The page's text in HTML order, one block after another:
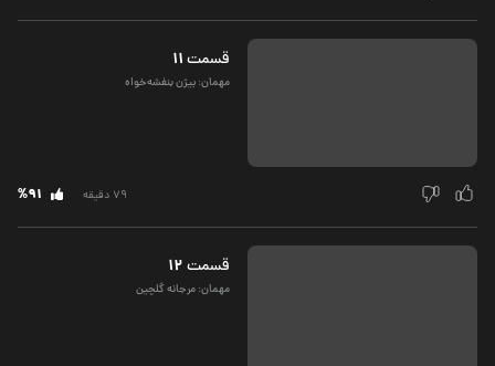
قسمت‌11
مهمان: بیژن بنفشه‌خواه
79 دقیقه %91
قسمت‌12
مهمان: مرجانه گلچین